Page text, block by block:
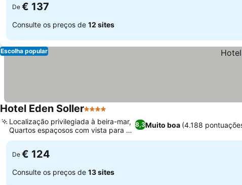
De € 137
Consulte os preços de 12 sites
Escolha popular
Hotel Eden Soller4 Estrelas
8,3Muito boa (4.188
Localização privilegiada à beira-mar,
Quartos espaçosos com vista para o
mar
De € 124
Consulte os preços de 13 sites